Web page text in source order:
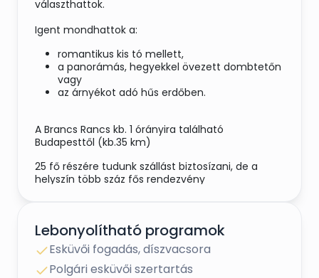
választhattok.
Igent mondhattok a:
romantikus kis tó mellett,
a panorámás, hegyekkel övezett dombtetőn
vagy
az árnyékot adó hűs erdőben.
A Brancs Rancs kb. 1 órányira található
Budapesttől (kb.35 km)
25 fő részére tudunk szállást biztosízani, de a
helyszín több száz fős rendezvény
közelben (Szentendre, Videgrád, Dunapart....)
Kérj személyre szabott ajánlatot!
Lebonyolítható programok
Esküvői fogadás, díszvacsora
Polgári esküvői szertartás